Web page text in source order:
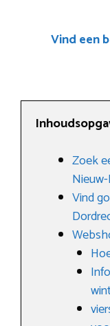
Vind een
Zoek
Vind